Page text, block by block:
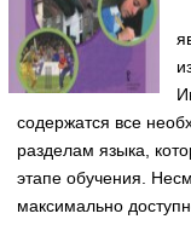
содержатся все
разделам языка,
этапе обучения.
максимально